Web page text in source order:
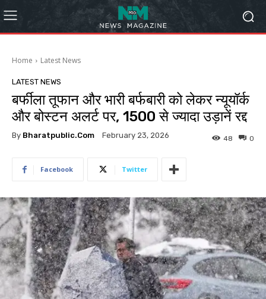
Home Latest News
LATEST NEWS
बर्फीला तूफान और भारी बर्फबारी को लेकर न्यूयॉर्क
और बोस्टन अलर्ट पर, 1500 से ज्यादा उड़ानें रद्द
By Bharatpublic.com February 23, 2026 0
48
Facebook Twitter